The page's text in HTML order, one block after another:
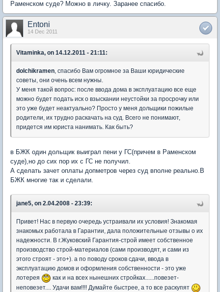
Раменском суде? Можно в личку. Заранее спасибо.
Entoni
14 Dec 2011
Vitaminka, on 14.12.2011 - 21:11:
dolchikramen , спасибо Вам огромное за Ваши юридические
советы, они очень всем нужны.
У меня такой вопрос: после ввода дома в эксплуатацию все еще
можно будет подать иск о взыскании неустойки за просрочку или
это уже будет неактуально? Просто у меня дольщики пожилые
родители, их трудно раскачать на суд. Всего не понимают,
придется им юриста нанимать. Как быть?
в БЖК один дольщик выиграл пени у ГС(причем в Раменском
суде),но до сих пор их с ГС не получил.
А сделать зачет оплаты допметров через суд вполне реально.В
БЖК многие так и сделали.
jane5, on 2.04.2008 - 23:39:
Привет! Нас в первую очередь устраивали их условия! Знакомая
знакомых работала в Гарантии, дала положительные отзывы о их
надежности. В г.Жуковский Гарантия-строй имеет собственное
производство строй-материалов (сами производят, и сами из
этого строят - это+). а по поводу сроков сдачи, ввода в
эксплуатацию домов и оформления собственности - это уже
лотерея
как и на всех нынешних стройках......повезет-
неповезет.... Удачи вам!!!! Думайте быстрее, а то все раскупят